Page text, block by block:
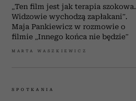
„Ten film jest jak terapia szokowa.
Widzowie wychodzą zapłakani”.
Maja Pankiewicz w rozmowie o
filmie „Innego końca nie będzie”
MARTA WASZKIEWICZ
SPOTKANIA